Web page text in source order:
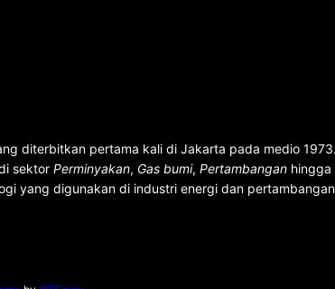
diterbitkan pertama kali di Jakarta pada medio
sektor Perminyakan, Gas bumi, Pertambangan hingga
yang digunakan di industri energi dan